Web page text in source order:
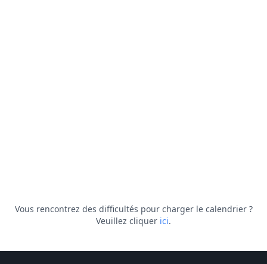
Vous rencontrez des difficultés pour charger le calendrier ?
Veuillez cliquer ici.